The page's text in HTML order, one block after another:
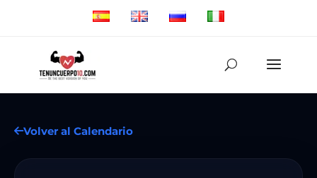
Volver al Calendario